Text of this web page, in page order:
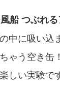
船 つぶれる
中に吸い込
ゃう空き缶
しい実験で